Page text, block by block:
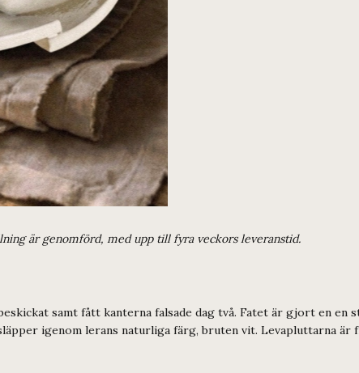
är genomförd, med upp till fyra veckors leveranstid.
samt fått kanterna falsade dag två. Fatet är gjort en en
igenom lerans naturliga färg, bruten vit. Levapluttarna